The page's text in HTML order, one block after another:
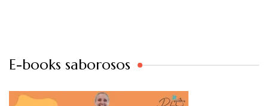
E-books saborosos